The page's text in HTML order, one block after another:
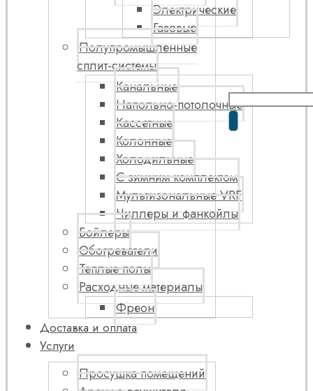
Электрические
Газовые
Полупромышленные
сплит-системы
Канальные
Напольно-потолочные
Кассетные
Колонные
Холодильные
С зимним комплектом
Мультизональные VRF
Чиллеры и фанкойлы
Бойлеры
Обогреватели
Теплые полы
Расходные материалы
Фреон
Доставка и оплата
Услуги
Просушка помещений